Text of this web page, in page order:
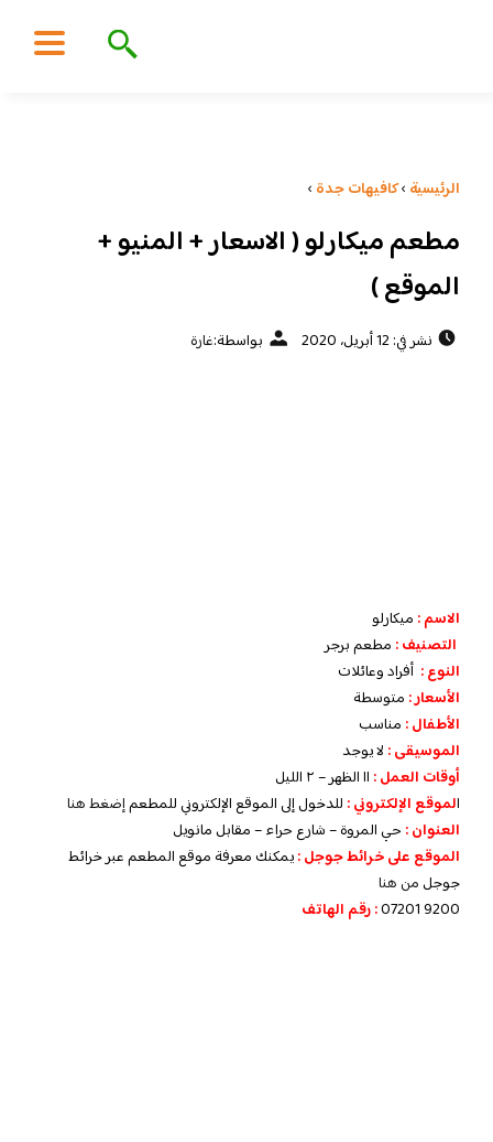
الرئيسية ›كافيهات جدة ›
مطعم ميكارلو ( الاسعار + المنيو +
الموقع )
نشر في: 12 أبريل، 2020 بواسطة:غارة
الاسم : ميكارلو
التصنيف : مطعم برجر
النوع : أفراد وعائلات
الأسعار : متوسطة
الأطفال : مناسب
الموسيقى : لا يوجد
أوقات العمل :
الموقع الإلكتروني : للدخول إلى الموقع الإلكتروني للمطعمإضغط هنا
العنوان : حي المروة – شارع حراء – مقابل مانويل
الموقع على خرائط جوجل :يمكنك معرفة موقع المطعم عبر خرائط
جوجل من هنا
9200 07201
: رقم الهاتف